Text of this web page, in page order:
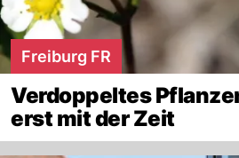
Freiburg FR
Verdoppeltes
erst mit der Zeit